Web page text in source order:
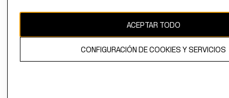
ACEPTAR TODO
CONFIGURACIÓN DE COOKIES Y SERVICIOS